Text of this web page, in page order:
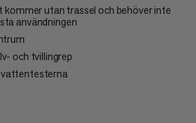
kommer utan trassel och behöver inte
användningen
och tvillingrep
vattentesterna